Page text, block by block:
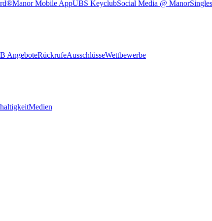
Manor Mobile AppUBS KeyclubSocial Media @ Manor
AngeboteRückrufeAusschlüsseWettbewerbe
Medien